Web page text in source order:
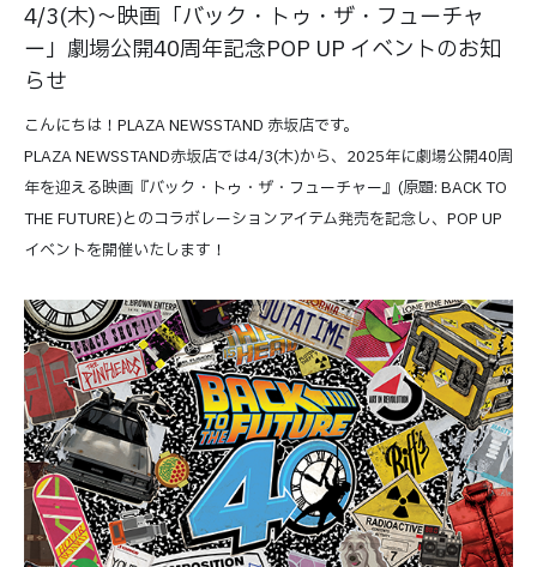
4/3(木)～映画「バック・トゥ・ザ・フューチャ
ー」劇場公開40周年記念POP UP イベントのお知
らせ
こんにちは！PLAZA NEWSSTAND 赤坂店です。
PLAZA NEWSSTAND赤坂店では4/3(木)から、2025年に劇場公開40周
年を迎える映画『バック・トゥ・ザ・フューチャー』(原題: BACK TO
THE FUTURE)とのコラボレーションアイテム発売を記念し、POP UP
イベントを開催いたします！